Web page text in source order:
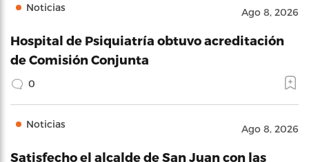
Noticias Ago 8, 2026
Hospital de Psiquiatría obtuvo acreditación
de Comisión Conjunta
0
Noticias Ago 8, 2026
Satisfecho el alcalde de San Juan con las